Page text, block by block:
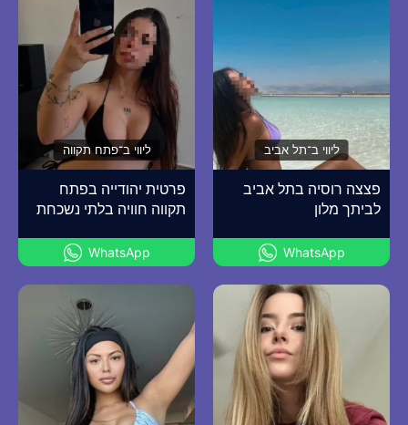
ליווי ב־תל אביב
פצצה רוסיה בתל אביב
לביתך מלון
WhatsApp
ליווי ב־פתח תקווה
פרטית יהודייה בפתח
תקווה חוויה בלתי נשכחת
WhatsApp